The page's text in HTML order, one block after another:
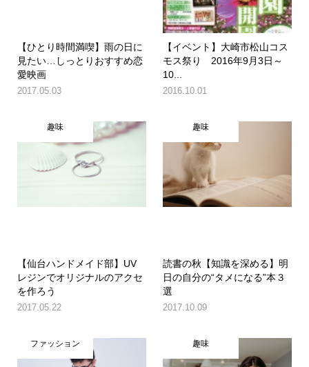
【ひとり時間満喫】雨の日に
見たい…しっとりおすすめ恋
愛映画
2017.05.03
【イベント】大崎市松山コス
モス祭り 2016年9月3日～
10...
2016.10.01
趣味
【仙台ハンドメイド部】UV
レジンでオリジナルのアクセ
を作ろう
2017.05.22
趣味
読書の秋【知識を深める】明
日の自分の“タメになる”本３
選
2017.10.09
ファッション 趣味